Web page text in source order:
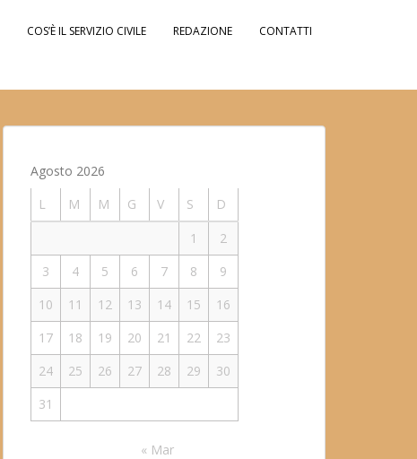
COS’È IL SERVIZIO CIVILE REDAZIONE CONTATTI
Agosto 2026
L
M M G V S
D
1
2
3
4 5 6 7 8
9
10
11 12 13 14 15
16
17
18 19 20 21 22
23
24
25 26 27 28 29
30
31
« Mar